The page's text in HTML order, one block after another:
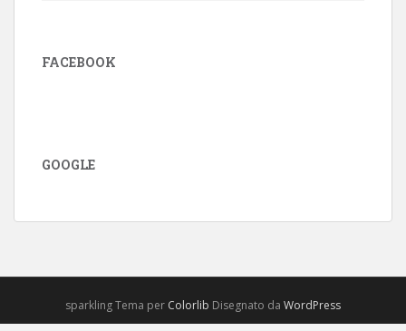
FACEBOOK
GOOGLE
sparkling Tema per Colorlib Disegnato da WordPress